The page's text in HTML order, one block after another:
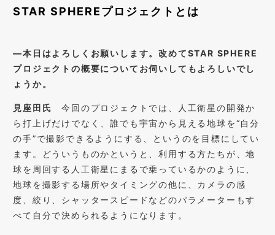
STAR SPHEREプロジェクトとは
―本日はよろしくお願いします。改めてSTAR SPHERE
プロジェクトの概要についてお伺いしてもよろしいでし
ょうか。
見座田氏 今回のプロジェクトでは、人工衛星の開発か
ら打上げだけでなく、誰でも宇宙から見える地球を“自分
の手”で撮影できるようにする、というのを目標にしてい
ます。どういうものかというと、利用する方たちが、地
球を周回する人工衛星にまるで乗っているかのように、
地球を撮影する場所やタイミングの他に、カメラの感
度、絞り、シャッタースピードなどのパラメーターもす
べて自分で決められるようになります。